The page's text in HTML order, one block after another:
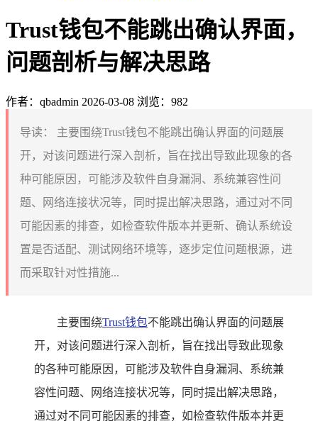
Trust钱包不能跳出确认界面，
问题剖析与解决思路
作者：qbadmin 2026-03-08 浏览：982
导读：
主要围绕Trust钱包不能跳出确认界面的问题展
开，对该问题进行深入剖析，旨在找出导致此现象的各
种可能原因，可能涉及软件自身漏洞、系统兼容性问
题、网络连接状况等，同时提出解决思路，通过对不同
可能因素的排查，如检查软件版本并更新、确认系统设
置是否适配、测试网络环境等，逐步定位问题根源，进
而采取针对性措施...
主要围绕Trust钱包不能跳出确认界面的问题展
开，对该问题进行深入剖析，旨在找出导致此现象
的各种可能原因，可能涉及软件自身漏洞、系统兼
容性问题、网络连接状况等，同时提出解决思路，
通过对不同可能因素的排查，如检查软件版本并更